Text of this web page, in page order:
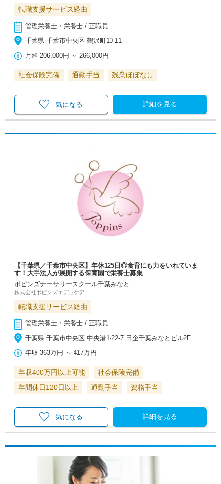
転職支援サービス経由
管理栄養士・栄養士 / 正職員
千葉県 千葉市中央区 鶴沢町10-11
月給 206,000円 ～ 266,000円
社会保険完備 通勤手当 残業ほぼなし
詳細を見る
気になる
【千葉県／千葉市中央区】年休125日◎食育にも力をいれていま
す！大手法人が展開する保育園で栄養士募集
ポピンズナーサリースクール千葉みなと
株式会社ポピンズエデュケア
転職支援サービス経由
管理栄養士・栄養士 / 正職員
千葉県 千葉市中央区 中央港1-22-7 日企千葉みなとビル2F
年収 363万円 ～417万円
年収400万円以上可能
社会保険完備
年間休日120日以上
通勤手当 資格手当
詳細を見る
気になる